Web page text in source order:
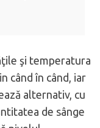
şi temperatura
când în când, iar
alternativ, cu
de sânge